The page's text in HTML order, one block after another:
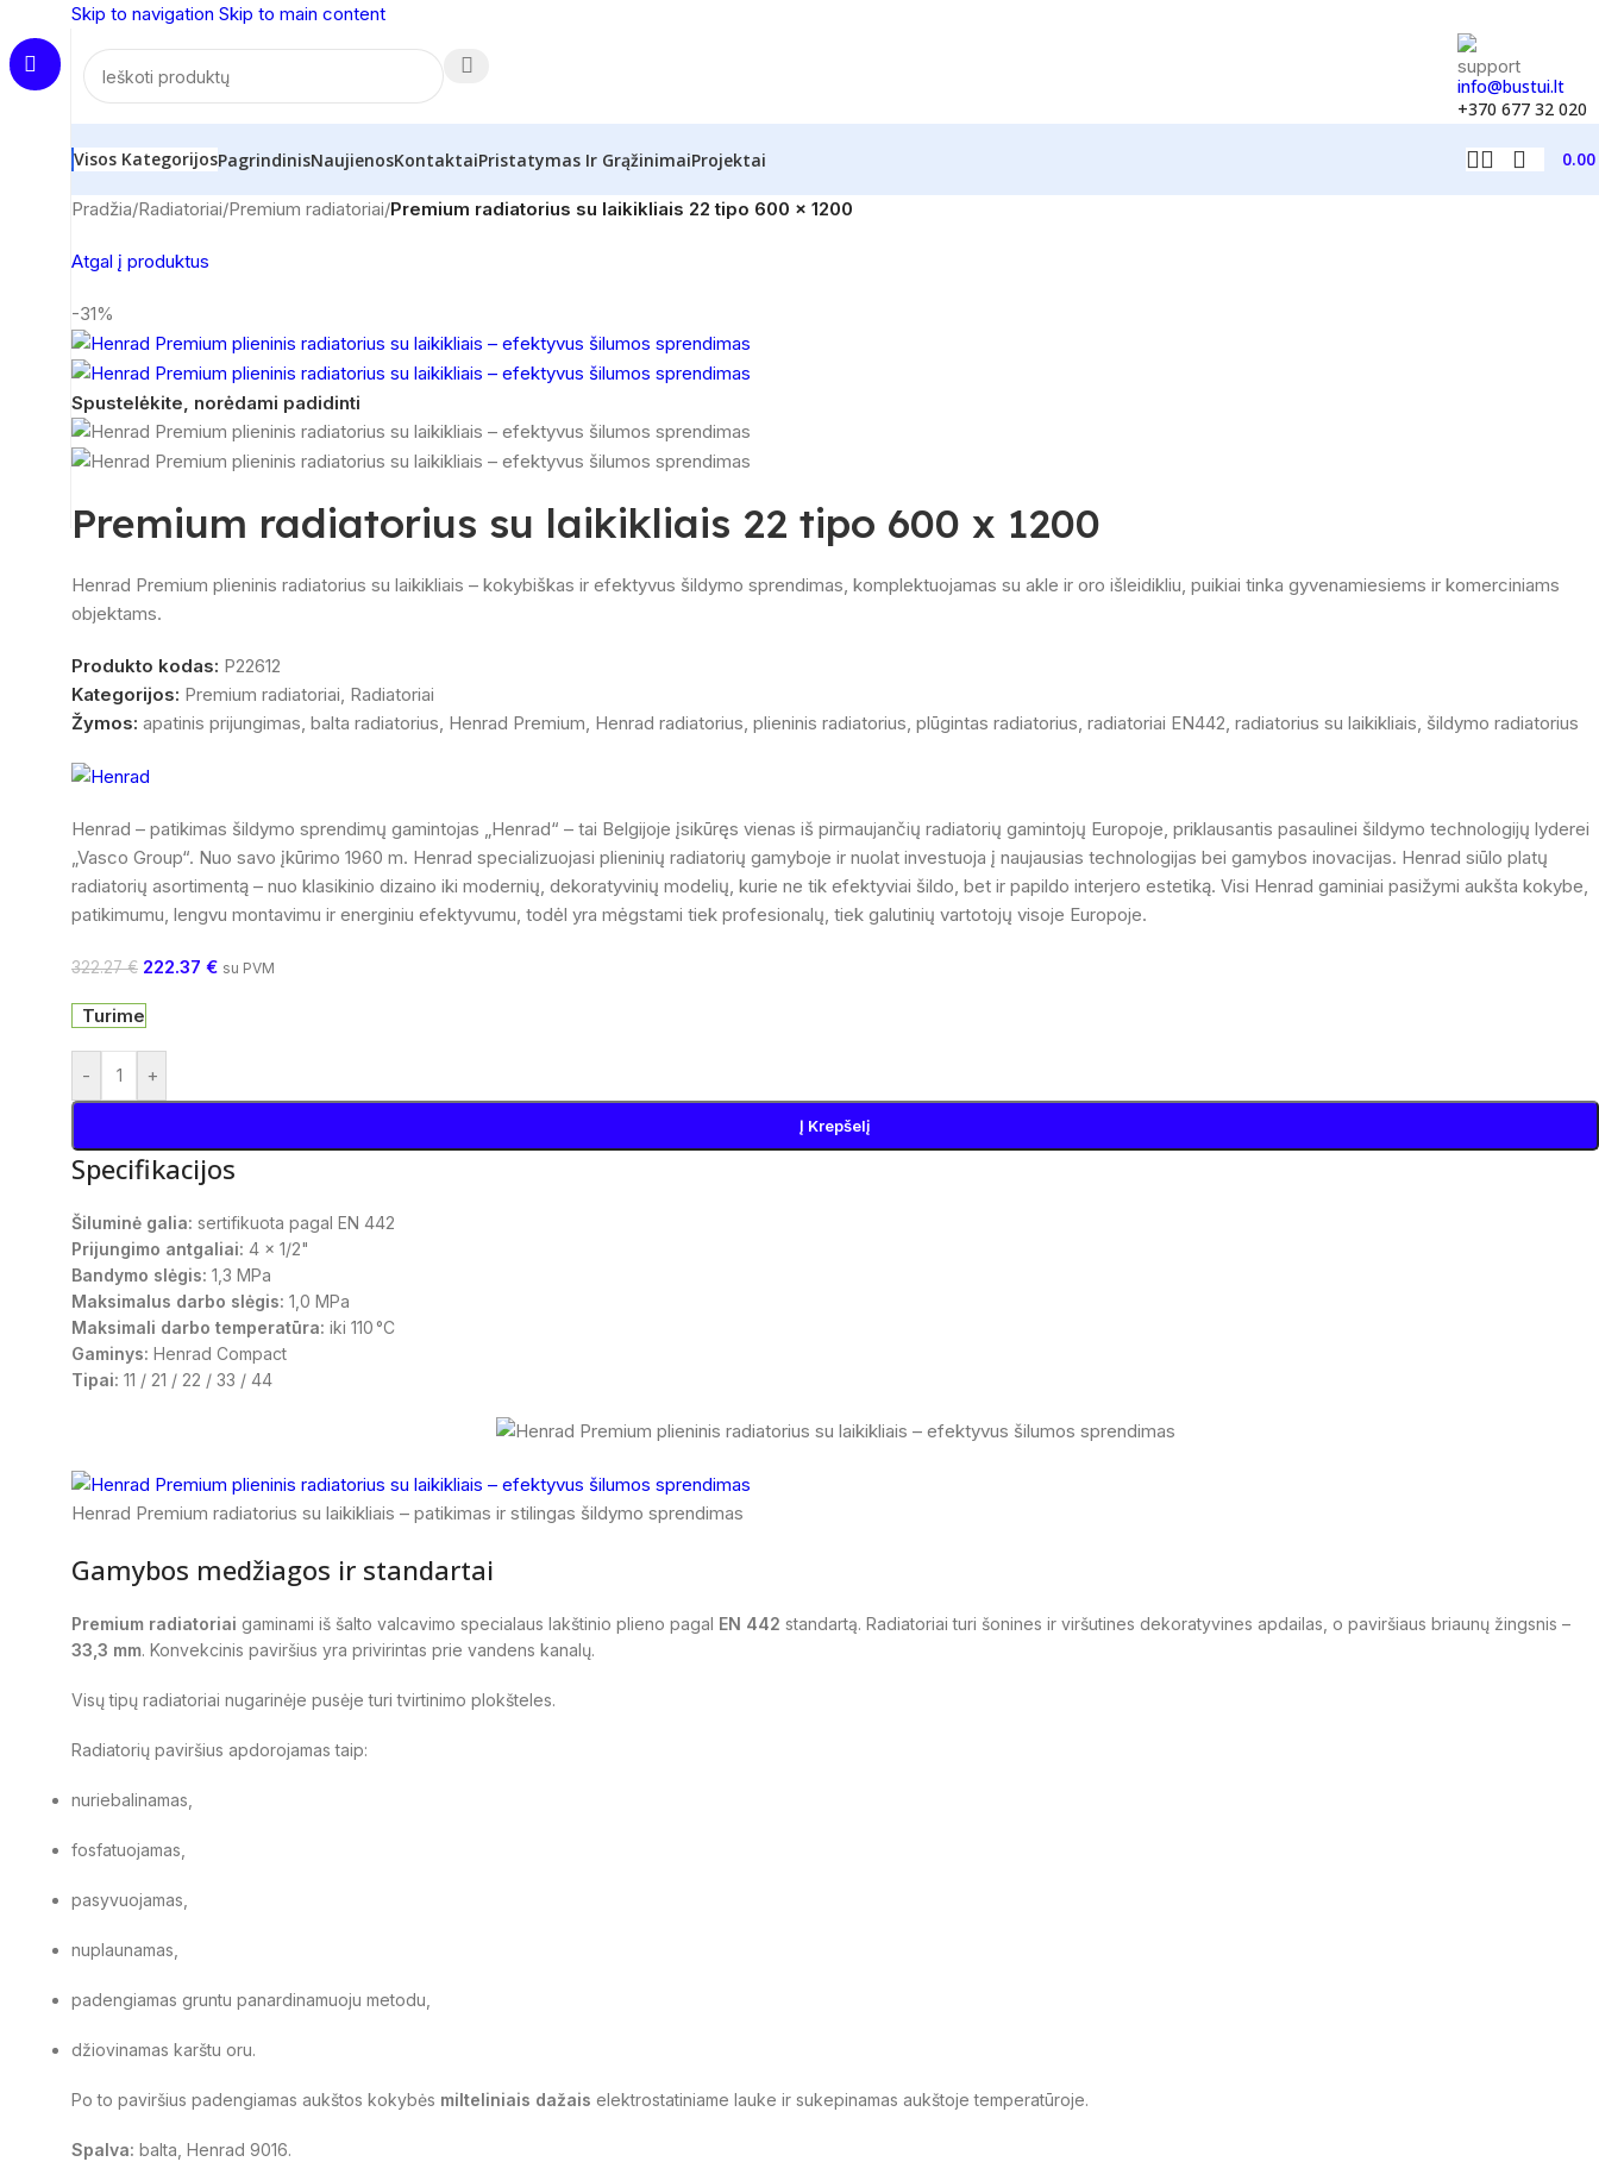
Skip to navigation Skip to main content
info@bustui.lt
+370 677 32 020
Visos KategorijosPagrindinisNaujienosKontaktaiPristatymas Ir GrąžinimaiProjektai 0.00
Pradžia/Radiatoriai/Premium radiatoriai/Premium radiatorius su laikikliais 22 tipo 600 x 1200
Atgal į produktus
-31%
Spustelėkite, norėdami padidinti
Premium radiatorius su laikikliais 22 tipo 600 x 1200
Henrad Premium plieninis radiatorius su laikikliais – kokybiškas ir efektyvus šildymo sprendimas, komplektuojamas su akle ir oro išleidikliu, puikiai tinka gyvenamiesiems ir komerciniams
objektams.
Produkto kodas: P22612
Kategorijos: Premium radiatoriai Radiatoriai
Žymos: apatinis prijungimas balta radiatorius Henrad Premium Henrad radiatorius plieninis radiatorius plūgintas radiatorius radiatoriai EN442 radiatorius su laikikliais šildymo radiatorius
Henrad – patikimas šildymo sprendimų gamintojas „Henrad“ – tai Belgijoje įsikūręs vienas iš pirmaujančių radiatorių gamintojų Europoje, priklausantis pasaulinei šildymo technologijų lyderei
„Vasco Group“. Nuo savo įkūrimo 1960 m. Henrad specializuojasi plieninių radiatorių gamyboje ir nuolat investuoja į naujausias technologijas bei gamybos inovacijas. Henrad siūlo platų
radiatorių asortimentą – nuo klasikinio dizaino iki modernių, dekoratyvinių modelių, kurie ne tik efektyviai šildo, bet ir papildo interjero estetiką. Visi Henrad gaminiai pasižymi aukšta kokybe,
patikimumu, lengvu montavimu ir energiniu efektyvumu, todėl yra mėgstami tiek profesionalų, tiek galutinių vartotojų visoje Europoje.
322.27€ 222.37 € su PVM
Turime
- +
Į Krepšelį
Specifikacijos
Šiluminė galia: sertifikuota pagal EN 442
Prijungimo antgaliai: 4 x 1/2"
Bandymo slėgis: 1,3 MPa
Maksimalus darbo slėgis: 1,0 MPa
Maksimali darbo temperatūra: iki 110 °C
Gaminys: Henrad Compact
Tipai: 11 / 21 / 22 / 33 / 44
Henrad Premium radiatorius su laikikliais – patikimas ir stilingas šildymo sprendimas
Gamybos medžiagos ir standartai
Premium radiatoriai gaminami iš šalto valcavimo specialaus lakštinio plieno pagal EN 442 standartą. Radiatoriai turi šonines ir viršutines dekoratyvines apdailas, o paviršiaus briaunų žingsnis –
33,3 mm. Konvekcinis paviršius yra privirintas prie vandens kanalų.
Visų tipų radiatoriai nugarinėje pusėje turi tvirtinimo plokšteles.
Radiatorių paviršius apdorojamas taip:
nuriebalinamas,
fosfatuojamas,
pasyvuojamas,
nuplaunamas,
padengiamas gruntu panardinamuoju metodu,
džiovinamas karštu oru.
Po to paviršius padengiamas aukštos kokybės milteliniais dažais elektrostatiniame lauke ir sukepinamas aukštoje temperatūroje.
Spalva: balta, Henrad 9016.